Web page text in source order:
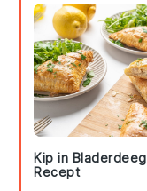
Kip in Bladerdeeg
Recept